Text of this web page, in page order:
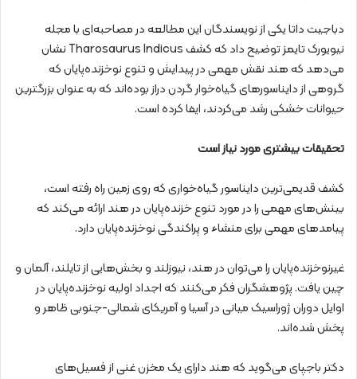
دباجیت داتا یکی از نویسندگان این مطالعه در مصاحبه‌ای با مجله
نیویورک تایمز توضیح داد که کشف Tharosaurus Indicus نشان
می‌دهد که هند نقش مهمی در پیدایش و تنوع نوخزنده‌پایان که
گروهی از دایناسورهای گیاه‌خوار گردن دراز بوده‌اند که به عنوان بزرگترین
حیوانات خشکی رشد می‌کردند، ایفا کرده است.
تحقیقات بیشتری مورد نیاز است
کشف قدیمی‌ترین دایناسور گیاه‌خواری که روی زمین راه رفته است،
بینش‌های مهمی را در مورد تنوع خزنده‌پایان در هند ارائه می‌کند که
پیامدهای مهمی برای منشاء و پراکندگی نوخزنده‌پایان دارد.
غیرنوخزنده‌پایان را می‌توان در هند، نیوزلند و بخش‌هایی از تایلند، آلمان و
چین یافت. پژوهشگران فکر می‌کنند که اجداد اولیه نوخزنده‌پایان در
اوایل دوران ژوراسیک میانی در آسیا و آمریکای شمالی-جنوبی ظاهر و
پخش شده‌اند.
دکتر باجپای می‌گوید که هند دارای یک مخزن غنی از فسیل‌های